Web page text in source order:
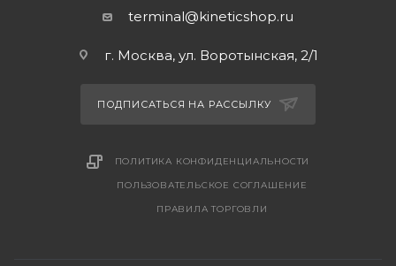
terminal@kineticshop.ru
г. Москва, ул. Воротынская, 2/1
ПОДПИСАТЬСЯ НА РАССЫЛКУ
ПОЛИТИКА КОНФИДЕНЦИАЛЬНОСТИ
ПОЛЬЗОВАТЕЛЬСКОЕ СОГЛАШЕНИЕ
ПРАВИЛА ТОРГОВЛИ